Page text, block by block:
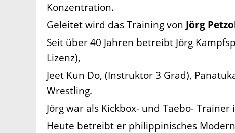
Konzentration.
Geleitet wird das Training von Jörg
Seit über 40 Jahren betreibt Jörg
Lizenz),
Jeet Kun Do, (Instruktor 3 Grad),
Wrestling.
Jörg war als Kickbox- und Taebo-
Heute betreibt er philippinisches